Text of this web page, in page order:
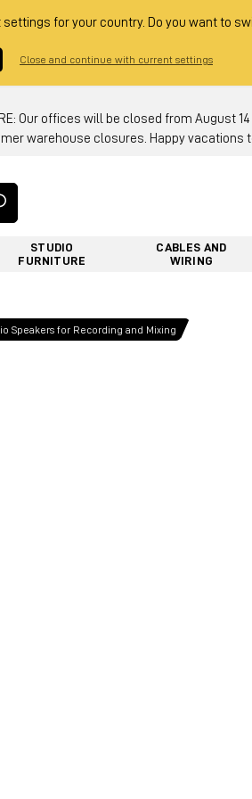
for your country. Do you want to
Close and continue with current settings
Our offices will be closed from
warehouse closures. Happy vacations
STUDIO
FURNITURE
CABLES AND
WIRING
Speakers for Recording and Mixing